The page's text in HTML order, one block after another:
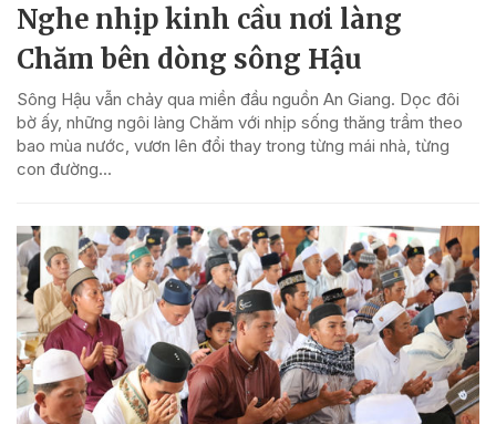
Nghe nhịp kinh cầu nơi làng
Chăm bên dòng sông Hậu
Sông Hậu vẫn chảy qua miền đầu nguồn An Giang. Dọc đôi
bờ ấy, những ngôi làng Chăm với nhịp sống thăng trầm theo
bao mùa nước, vươn lên đổi thay trong từng mái nhà, từng
con đường...